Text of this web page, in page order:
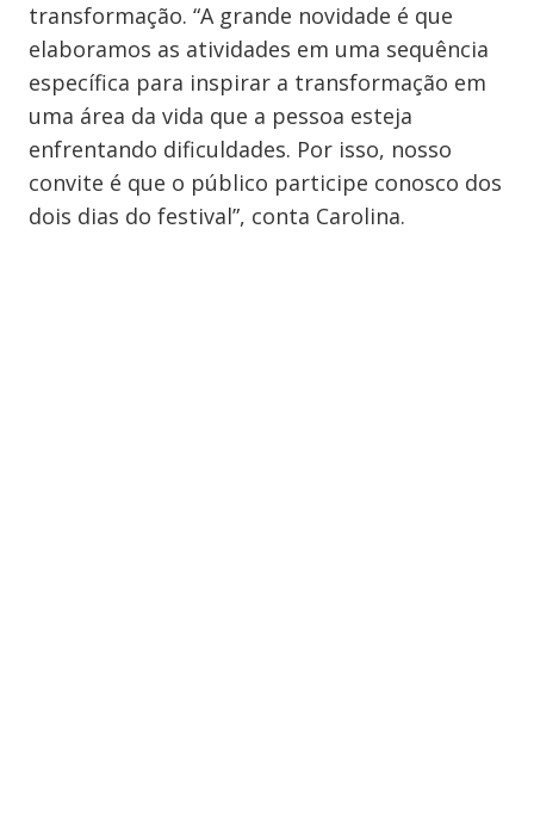
transformação. “A grande novidade é que
elaboramos as atividades em uma sequência
específica para inspirar a transformação em
uma área da vida que a pessoa esteja
enfrentando dificuldades. Por isso, nosso
convite é que o público participe conosco dos
dois dias do festival”, conta Carolina.